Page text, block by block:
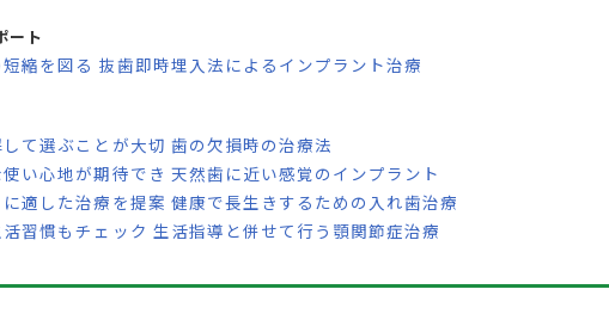
ート
縮を図る 抜歯即時埋入法によるインプラント治療
て選ぶことが大切 歯の欠損時の治療法
い心地が期待でき 天然歯に近い感覚のインプラント
適した治療を提案 健康で長生きするための入れ歯治療
習慣もチェック 生活指導と併せて行う顎関節症治療